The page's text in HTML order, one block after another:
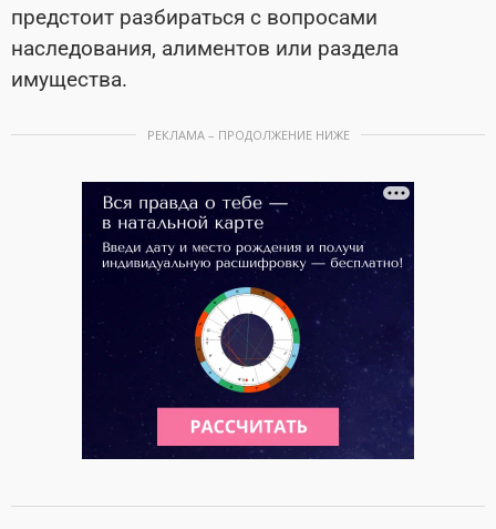
предстоит разбираться с вопросами
наследования, алиментов или раздела
имущества.
РЕКЛАМА – ПРОДОЛЖЕНИЕ НИЖЕ